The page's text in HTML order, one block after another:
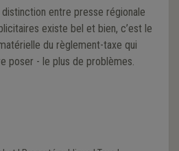
entre presse régionale
existe bel et bien, c’est le
du règlement-taxe qui
poser - le plus de problèmes.